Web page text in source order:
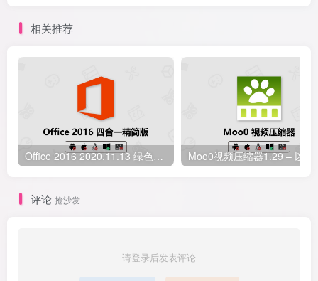
相关推荐
Office 2016 2020.11.13 绿色中文四合一精简安装版 xb21cn 发布
评论 抢沙发
请登录后发表评论